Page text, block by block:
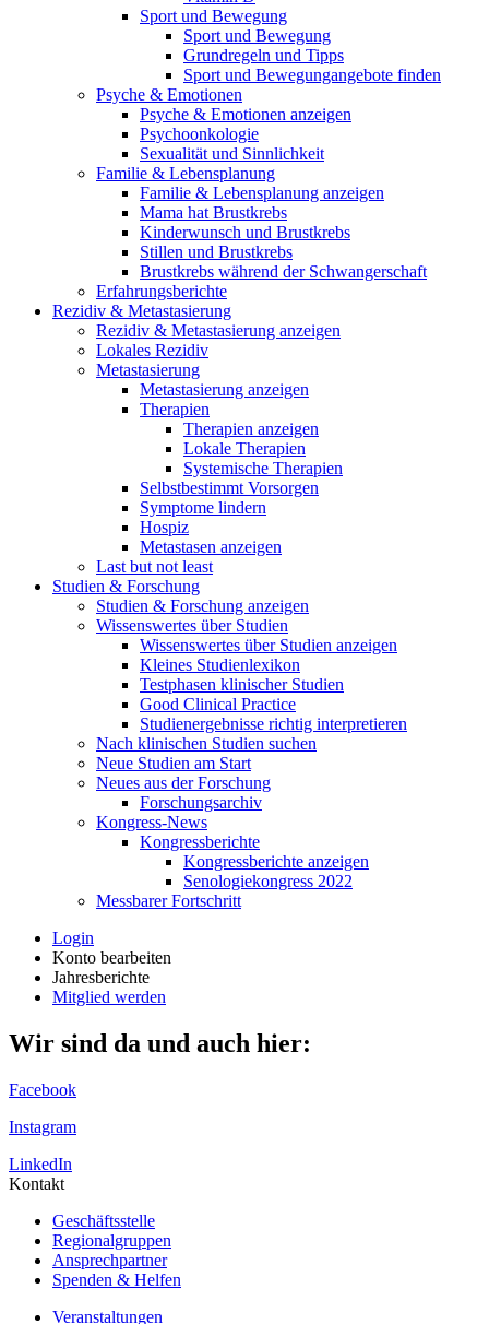
Sport und Bewegung
Sport und Bewegung
Grundregeln und Tipps
Sport und Bewegungangebote finden
Psyche & Emotionen
Psyche & Emotionen anzeigen
Psychoonkologie
Sexualität und Sinnlichkeit
Familie & Lebensplanung
Familie & Lebensplanung anzeigen
Mama hat Brustkrebs
Kinderwunsch und Brustkrebs
Stillen und Brustkrebs
Brustkrebs während der Schwangerschaft
Erfahrungsberichte
Rezidiv & Metastasierung
Rezidiv & Metastasierung anzeigen
Lokales Rezidiv
Metastasierung
Metastasierung anzeigen
Therapien
Therapien anzeigen
Lokale Therapien
Systemische Therapien
Selbstbestimmt Vorsorgen
Symptome lindern
Hospiz
Metastasen anzeigen
Last but not least
Studien & Forschung
Studien & Forschung anzeigen
Wissenswertes über Studien
Wissenswertes über Studien anzeigen
Kleines Studienlexikon
Testphasen klinischer Studien
Good Clinical Practice
Studienergebnisse richtig interpretieren
Nach klinischen Studien suchen
Neue Studien am Start
Neues aus der Forschung
Forschungsarchiv
Kongress-News
Kongressberichte
Kongressberichte anzeigen
Senologiekongress 2022
Messbarer Fortschritt
Login
Konto bearbeiten
Jahresberichte
Mitglied werden
Wir sind da und auch hier:
Facebook
Instagram
LinkedIn
Kontakt
Geschäftsstelle
Regionalgruppen
Ansprechpartner
Spenden & Helfen
Veranstaltungen